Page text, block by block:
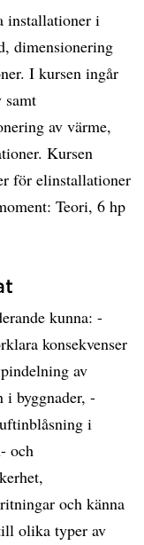
installationer i
dimensionering
I kursen ingår
samt
av värme,
Kursen
för elinstallationer
Teori, 6 hp
kunna: -
konsekvenser
av
i byggnader, -
i
och
och känna
olika typer av